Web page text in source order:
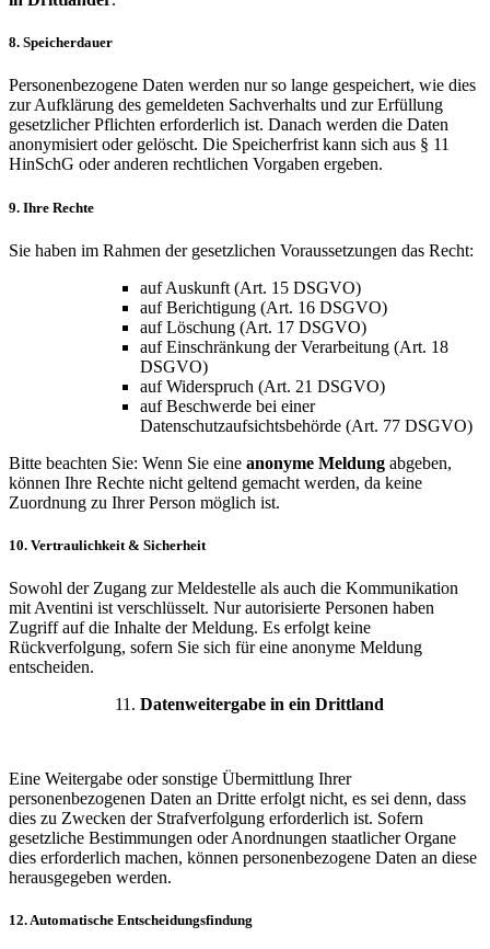
8. Speicherdauer
Personenbezogene Daten werden nur so lange gespeichert, wie dies
zur Aufklärung des gemeldeten Sachverhalts und zur Erfüllung
gesetzlicher Pflichten erforderlich ist. Danach werden die Daten
anonymisiert oder gelöscht. Die Speicherfrist kann sich aus § 11
HinSchG oder anderen rechtlichen Vorgaben ergeben.
9. Ihre Rechte
Sie haben im Rahmen der gesetzlichen Voraussetzungen das Recht:
auf Auskunft (Art. 15 DSGVO)
auf Berichtigung (Art. 16 DSGVO)
auf Löschung (Art. 17 DSGVO)
auf Einschränkung der Verarbeitung (Art. 18
DSGVO)
auf Widerspruch (Art. 21 DSGVO)
auf Beschwerde bei einer
Datenschutzaufsichtsbehörde (Art. 77 DSGVO)
Bitte beachten Sie: Wenn Sie eine anonyme Meldung abgeben,
können Ihre Rechte nicht geltend gemacht werden, da keine
Zuordnung zu Ihrer Person möglich ist.
10. Vertraulichkeit & Sicherheit
Sowohl der Zugang zur Meldestelle als auch die Kommunikation
mit Aventini ist verschlüsselt. Nur autorisierte Personen haben
Zugriff auf die Inhalte der Meldung. Es erfolgt keine
Rückverfolgung, sofern Sie sich für eine anonyme Meldung
entscheiden.
Datenweitergabe in ein Drittland
Eine Weitergabe oder sonstige Übermittlung Ihrer
personenbezogenen Daten an Dritte erfolgt nicht, es sei denn, dass
dies zu Zwecken der Strafverfolgung erforderlich ist. Sofern
gesetzliche Bestimmungen oder Anordnungen staatlicher Organe
dies erforderlich machen, können personenbezogene Daten an diese
herausgegeben werden.
12. Automatische Entscheidungsfindung